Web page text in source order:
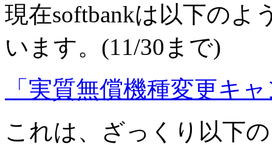
現在softbankは以下のよ
います。(11/30まで)
「実質無償機種変更キ
これは、ざっくり以下